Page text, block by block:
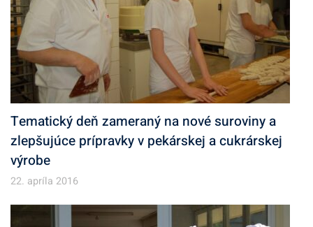
Tematický deň zameraný na nové suroviny a
zlepšujúce prípravky v pekárskej a cukrárskej
výrobe
22. apríla 2016